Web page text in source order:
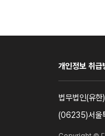
개인정보 취급
사업자명
법무법인(유한)
주소
(06235)서울